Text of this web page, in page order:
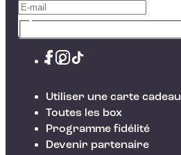
Utiliser une carte cadeau
Toutes les box
Programme fidélité
Devenir partenaire